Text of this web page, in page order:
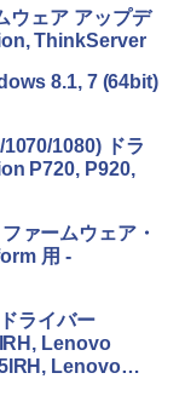
ウェア アップデ
ThinkServer
8.1, 7 (64bit)
1080) ドラ
P720, P920,
ァームウェア・
用 -
ライバー
Lenovo
Lenovo